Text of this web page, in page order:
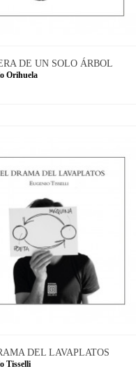
DE UN SOLO ÁRBOL
Orihuela
DEL LAVAPLATOS
Tisselli